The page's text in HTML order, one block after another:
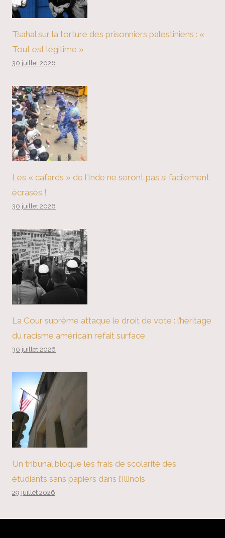
Tsahal sur la torture des prisonniers palestiniens : «
Tout est légitime »
30 juillet 2026
Les « cafards » de l’Inde ne seront pas si facilement
écrasés !
30 juillet 2026
La Cour suprême attaque le droit de vote : l’héritage
du racisme américain refait surface
30 juillet 2026
Un tribunal bloque les frais de scolarité des
étudiants sans papiers dans l’Illinois
29 juillet 2026